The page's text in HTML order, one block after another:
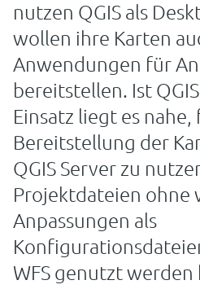
nutzen QGIS als
wollen ihre Karten
Anwendungen für
bereitstellen. Ist
Einsatz liegt es nahe,
Bereitstellung der
QGIS Server zu
Projektdateien ohne
Anpassungen als
WFS genutzt werden